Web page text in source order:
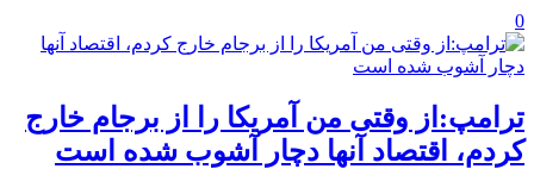
0
ترامپ:از وقتی من آمریکا را از برجام خارج
کردم، اقتصاد آنها دچار آشوب شده است